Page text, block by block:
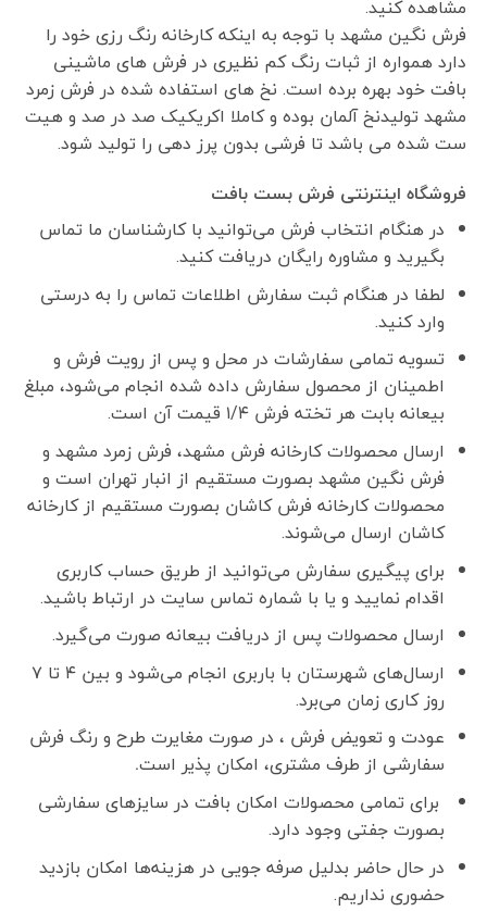
مشاهده کنید.
فرش نگین مشهد با توجه به اینکه کارخانه رنگ رزی خود را
دارد همواره از ثبات رنگ کم نظیری در فرش های ماشینی
بافت خود بهره برده است. نخ های استفاده شده در فرش زمرد
مشهد تولیدنخ آلمان بوده و کاملا اکریکیک صد در صد و هیت
ست شده می باشد تا فرشی بدون پرز دهی را تولید شود.
فروشگاه اینترنتی فرش بست بافت
در هنگام انتخاب فرش می‌توانید با کارشناسان ما تماس
بگیرید و مشاوره رایگان دریافت کنید.
لطفا در هنگام ثبت سفارش اطلاعات تماس را به درستی
وارد کنید.
تسویه تمامی سفارشات در محل و پس از رویت فرش و
اطمینان از محصول سفارش داده شده انجام می‌شود، مبلغ
بیعانه بابت هر تخته فرش ۱/۴ قیمت آن است.
ارسال محصولات کارخانه فرش مشهد، فرش زمرد مشهد و
فرش نگین مشهد بصورت مستقیم از انبار تهران است و
محصولات کارخانه فرش کاشان بصورت مستقیم از کارخانه
کاشان ارسال می‌شوند.
برای پیگیری سفارش می‌توانید از طریق حساب کاربری
اقدام نمایید و یا با شماره تماس سایت در ارتباط باشید.
ارسال محصولات پس از دریافت بیعانه صورت می‌گیرد.
ارسال‌های شهرستان با باربری انجام می‌شود و بین ۴ تا ۷
روز کاری زمان می‌برد.
عودت و تعویض فرش ، در صورت مغایرت طرح و رنگ فرش
سفارشی از طرف مشتری، امکان پذیر است.
برای تمامی محصولات امکان بافت در سایزهای سفارشی
بصورت جفتی وجود دارد.
در حال حاضر بدلیل صرفه جویی در هزینه‌ها امکان بازدید
حضوری نداریم.